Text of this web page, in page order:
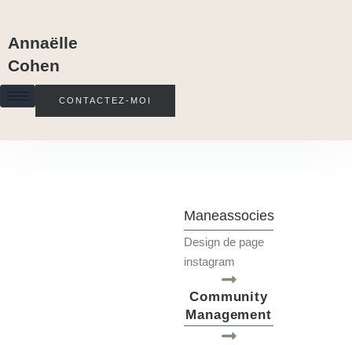
Annaëlle
Cohen
CONTACTEZ-MOI
Maneassocies
Design de page
instagram
Community
Management